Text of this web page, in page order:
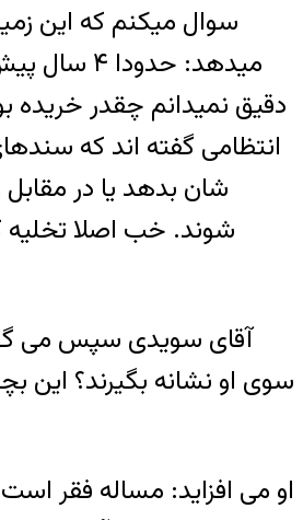
سوال میکنم که این
میدهد:
دقیق نمیدانم چقدر
انتظامی گفته اند که
شان بدهد یا در
شوند. خب اصلا تخلیه
آقای سویدی سپس می
سوی او نشانه بگیرند؟ این
او می افزاید: مساله فقر